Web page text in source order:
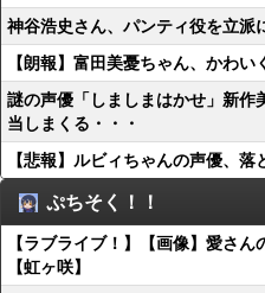
神谷浩史さん、パンティ役を立派
【朗報】富田美憂ちゃん、かわい
謎の声優「しましまはかせ」新作
当しまくる・・・
【悲報】ルビィちゃんの声優、落
ぷちそく！！
【ラブライブ！】【画像】愛さ
【虹ヶ咲】